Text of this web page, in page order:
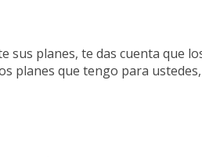
sus planes, te das cuenta
planes que tengo para